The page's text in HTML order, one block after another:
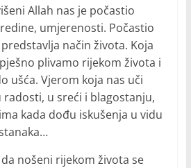
Allah nas je počastio
umjerenosti. Počastio
način života. Koja
plivamo rijekom života i
ušća. Vjerom koja nas uči
radosti, u sreći i blagostanju,
kada dođu iskušenja u vidu
nošeni rijekom života se